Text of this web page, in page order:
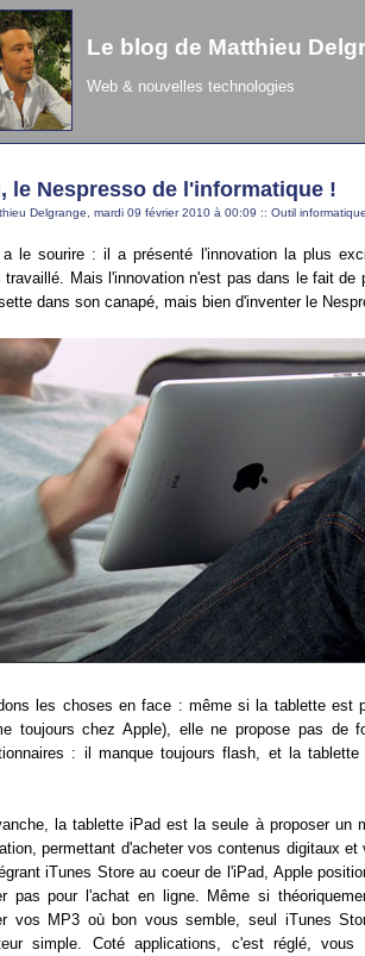
Le blog de Matthieu
Web & nouvelles technologies
le Nespresso de l'informatique !
Delgrange, mardi 09 février 2010 à 00:09 :: Outil informatique
le sourire : il a présenté l'innovation la plus
travaillé. Mais l'innovation n'est pas dans le fait de
dans son canapé, mais bien d'inventer le
les choses en face : même si la tablette est
toujours chez Apple), elle ne propose pas de
: il manque toujours flash, et la
la tablette iPad est la seule à proposer un
permettant d'acheter vos contenus digitaux et
iTunes Store au coeur de l'iPad, Apple
pas pour l'achat en ligne. Même si
vos MP3 où bon vous semble, seul iTunes
simple. Coté applications, c'est réglé, vous